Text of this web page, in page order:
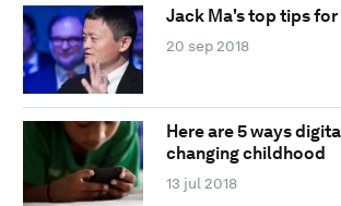
Jack Ma's top tips
20 sep 2018
Here are 5 ways
changing childhood
13 jul 2018